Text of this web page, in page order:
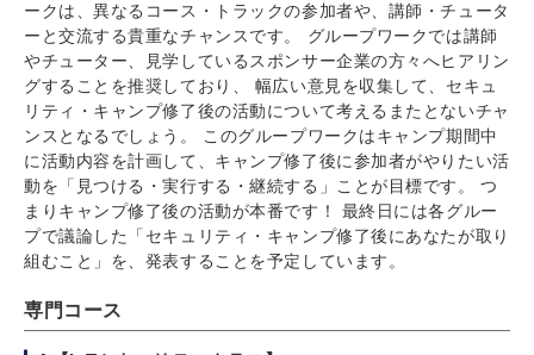
ークは、異なるコース・トラックの参加者や、講師・チュータ
ーと交流する貴重なチャンスです。 グループワークでは講師
やチューター、見学しているスポンサー企業の方々へヒアリン
グすることを推奨しており、 幅広い意見を収集して、セキュ
リティ・キャンプ修了後の活動について考えるまたとないチャ
ンスとなるでしょう。 このグループワークはキャンプ期間中
に活動内容を計画して、キャンプ修了後に参加者がやりたい活
動を「見つける・実行する・継続する」ことが目標です。 つ
まりキャンプ修了後の活動が本番です！ 最終日には各グルー
プで議論した「セキュリティ・キャンプ修了後にあなたが取り
組むこと」を、発表することを予定しています。
専門コース